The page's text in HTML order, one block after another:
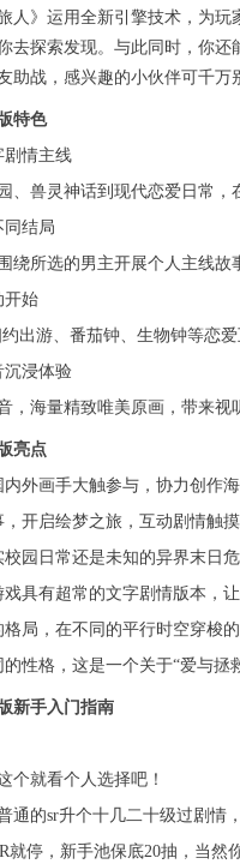
人》运用全新引擎技术，为
去探索发现。与此同时，你
助战，感兴趣的小伙伴可千万
特色
剧情主线
、兽灵神话到现代恋爱日常
同结局
绕所选的男主开展个人主线
开始
出游、番茄钟、生物钟等恋
沉浸体验
，海量精致唯美原画，带来视
亮点
外画手大触参与，协力创作
开启绘梦之旅，互动剧情触
园日常还是未知的异界末日
具有超常的文字剧情版本，
局，在不同的平行时空穿梭
性格，这是一个关于“爱与
新手入门指南
个就看个人选择吧！
通的sr升个十几二十级过剧情
就停，新手池保底20抽，当然